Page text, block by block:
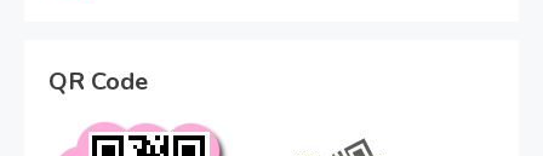
QR Code